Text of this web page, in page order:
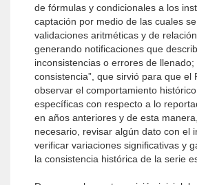
de fórmulas y condicionales a los
captación por medio de las cuales
validaciones aritméticas y de
generando notificaciones que
inconsistencias o errores de llenado;
consistencia”, que sirvió para que el
observar el comportamiento
específicas con respecto a lo
en años anteriores y de esta
necesario, revisar algún dato con el
verificar variaciones significativas y
la consistencia histórica de la serie